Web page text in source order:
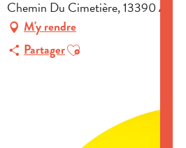
Chemin Du Cimetière, 13390 Auriol
M'y rendre
PartagerAjouter aux favoris